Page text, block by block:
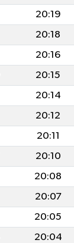
20:19
20:18
20:16
20:15
20:14
20:12
20:11
20:10
20:08
20:07
20:05
20:04